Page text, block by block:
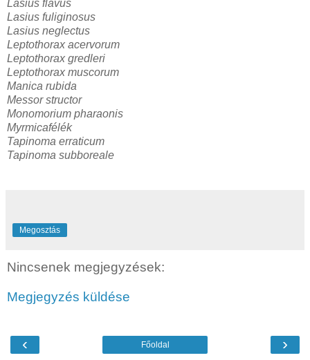
Lasius flavus
Lasius fuliginosus
Lasius neglectus
Leptothorax acervorum
Leptothorax gredleri
Leptothorax muscorum
Manica rubida
Messor structor
Monomorium pharaonis
Myrmicafélék
Tapinoma erraticum
Tapinoma subboreale
Megosztás
Nincsenek megjegyzések:
Megjegyzés küldése
‹ ›
Főoldal